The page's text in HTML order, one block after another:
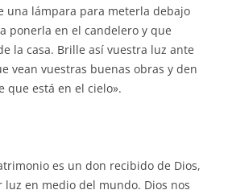
una lámpara para meterla debajo
ponerla en el candelero y que
la casa. Brille así vuestra luz ante
vean vuestras buenas obras y den
que está en el cielo».
es un don recibido de Dios,
luz en medio del mundo. Dios nos